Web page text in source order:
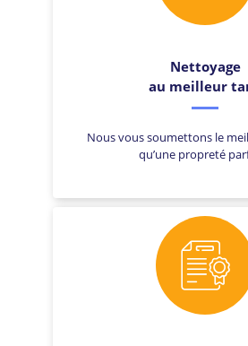
Nettoyage
au meilleur
Nous vous soumettons le
qu’une propreté